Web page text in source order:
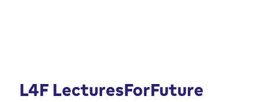
L4F LecturesForFuture